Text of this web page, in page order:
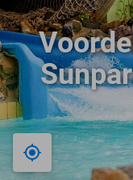
Bij mij in de